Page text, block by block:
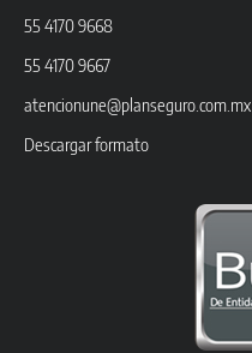
55 4170 9668
55 4170 9667
atencionune@planseguro.com.mx
Descargar formato